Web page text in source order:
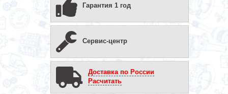
Гарантия 1 год
Сервис-центр
Доставка по России
Расчитать